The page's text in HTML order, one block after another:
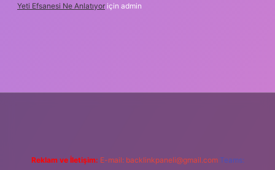
Yeti Efsanesi Ne Anlatıyor için admin
Reklam ve İletişim: E-mail: backlinkpaneli@gmail.com Teams: